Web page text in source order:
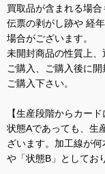
買取品が含まれる場合
伝票の剥がし跡や 経
場合がございます。
未開封商品の性質上、
ご購入、ご購入後に
ご購入下さい。
【生産段階からカー
状態Aであっても、生
ざいます。加工線が何
や「状態B」としてお